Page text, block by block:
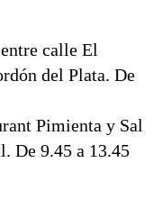
calle El
del Plata. De
Pimienta y Sal
De 9.45 a 13.45